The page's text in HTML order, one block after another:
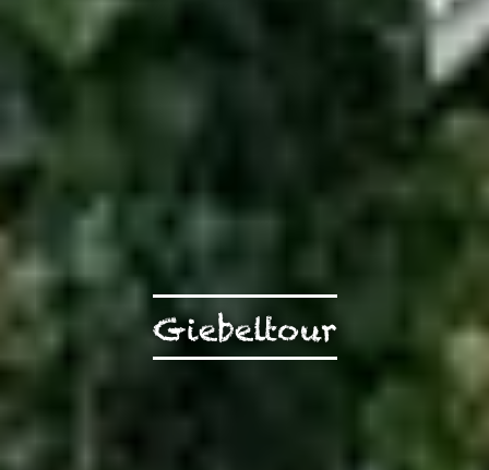
Giebeltour